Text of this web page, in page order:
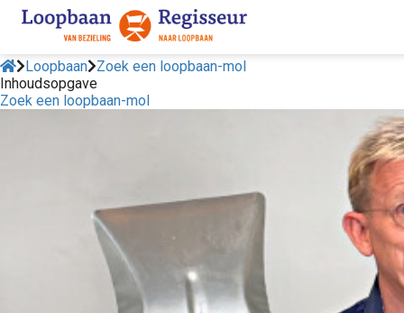
Loopbaan Zoek een loopbaan-mol
Inhoudsopgave
Zoek een loopbaan-mol